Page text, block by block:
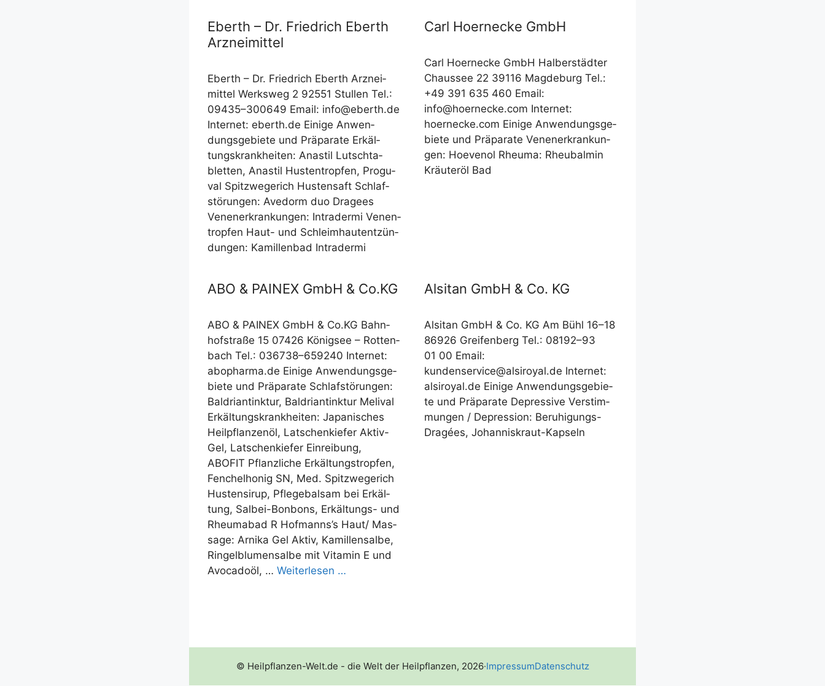
Eberth – Dr. Friedrich Eberth
Arzneimittel
Eberth – Dr. Fried­rich Eberth Arz­nei­
mit­tel Werks­weg 2 92551 Stul­len Tel.:
09435–300649 Email: info@eberth.de
Inter­net: eberth.de Eini­ge Anwen­
dungs­ge­bie­te und Prä­pa­ra­te Erkäl­
tungs­krank­hei­ten: Anastil Lutsch­ta­
blet­ten, Anastil Hus­ten­trop­fen, Pro­gu­
val Spitz­we­ge­rich Hus­ten­saft Schlaf­
stö­run­gen: Ave­dorm duo Dra­gees
Venen­er­kran­kun­gen: Intrader­mi Venen­
trop­fen Haut- und Schleim­haut­ent­zün­
dun­gen: Kamil­len­bad Intradermi
Carl Hoernecke GmbH
Carl Hoerne­cke GmbH Hal­ber­städ­ter
Chaus­see 22 39116 Mag­de­burg Tel.:
+49 391 635 460 Email:
info@hoernecke.com Inter­net:
hoernecke.com Eini­ge Anwen­dungs­ge­
bie­te und Prä­pa­ra­te Venen­er­kran­kun­
gen: Hoe­ve­nol Rheu­ma: Rheu­bal­min
Kräu­ter­öl Bad
ABO & PAINEX GmbH & Co.KG
ABO & PAINEX GmbH & Co.KG Bahn­
hof­stra­ße 15 07426 König­see – Rot­ten­
bach Tel.: 036738–659240 Inter­net:
abopharma.de Eini­ge Anwen­dungs­ge­
bie­te und Prä­pa­ra­te Schlaf­stö­run­gen:
Bal­dri­an­tink­tur, Bal­dri­an­tink­tur Meli­val
Erkäl­tungs­krank­hei­ten: Japa­ni­sches
Heil­pflan­zen­öl, Lat­schen­kie­fer Aktiv-
Gel, Lat­schen­kie­fer Ein­rei­bung,
ABOFIT Pflanz­li­che Erkäl­tung­s­trop­fen,
Fen­chel­ho­nig SN, Med. Spitz­we­ge­rich
Hus­ten­si­rup, Pfle­ge­bal­sam bei Erkäl­
tung, Sal­­bei-Bon­­bons, Erkäl­­tungs- und
Rheu­ma­bad R Hofmanns’s Haut/​​ Mas­
sa­ge: Arni­ka Gel Aktiv, Kamil­len­sal­be,
Rin­gel­blu­men­sal­be mit Vit­amin E und
Avo­ca­do­öl, … Wei­ter­le­sen …
Alsitan GmbH & Co. KG
Alsi­tan GmbH & Co. KG Am Bühl 16–18
86926 Grei­fen­berg Tel.: 08192–93
01 00 Email:
kundenservice@alsiroyal.de Inter­net:
alsiroyal.de Eini­ge Anwen­dungs­ge­bie­
te und Prä­pa­ra­te Depres­si­ve Ver­stim­
mun­gen /​​ Depres­si­on: Beru­hi­­gungs-
Dra­­gées, Johanniskraut-Kapseln
© Heilpflanzen-Welt.de - die Welt der Heilpflanzen, 2026·ImpressumDatenschutz